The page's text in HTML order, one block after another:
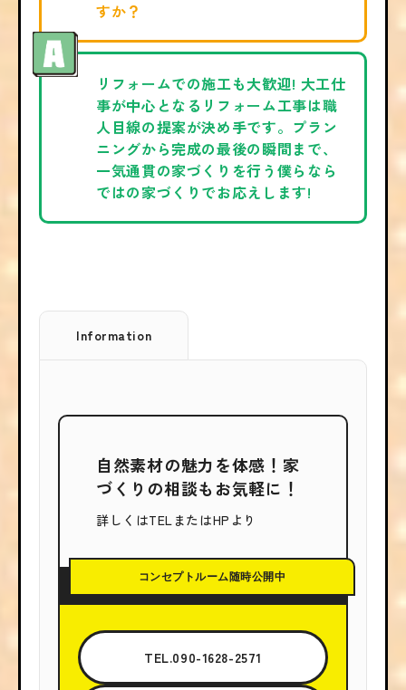
すか？
リフォームでの施工も大歓迎! 大工仕
事が中心となるリフォーム工事は職
人目線の提案が決め手です。プラン
ニングから完成の最後の瞬間まで、
一気通貫の家づくりを行う僕らなら
ではの家づくりでお応えします!
Information
自然素材の魅力を体感！家
づくりの相談もお気軽に！
詳しくはTELまたはHPより
コンセプトルーム随時公開中
TEL.090-1628-2571